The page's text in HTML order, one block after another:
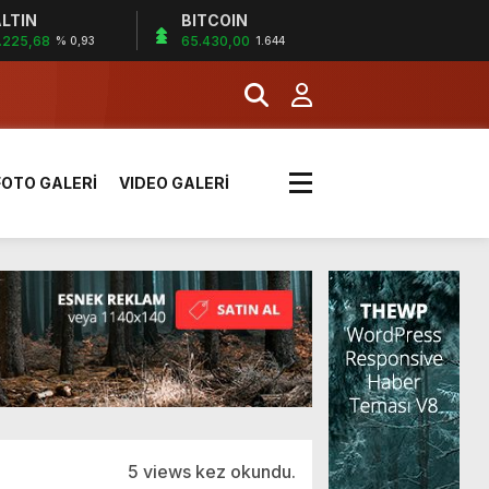
% 0,93
BITCOIN
65.430,00 1.644
yük kazaya neden oldu
paylaştı
GALERİ VIDEO GALERİ
5 views kez okundu.